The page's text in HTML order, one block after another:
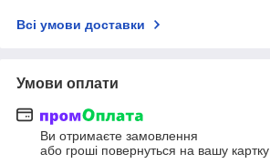
Всі умови доставки
Умови оплати
Ви отримаєте замовлення
або гроші повернуться на вашу картку